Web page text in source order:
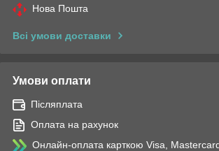
Нова Пошта
Всі умови доставки
Умови оплати
Післяплата
Оплата на рахунок
Онлайн-оплата карткою Visa,